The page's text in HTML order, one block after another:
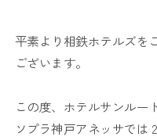
平素より相鉄ホテルズを
ございます。
この度、ホテルサンルー
ソプラ神戸アネッサでは